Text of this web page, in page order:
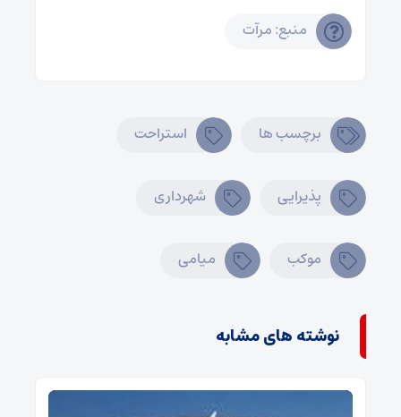
منبع: مرآت
برچسب ها استراحت
پذیرایی شهرداری
موکب میامی
نوشته های مشابه